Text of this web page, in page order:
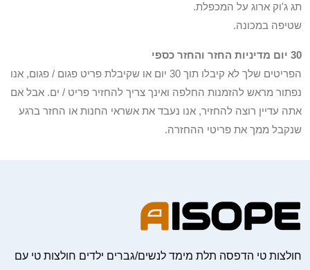
תג ג'וק ארוג על המכפלת.
שטיפה במכונה.
30 יום מדיניות החזר והחזר כספי
הפריטים שלך לא קיבלו תוך 30 יום או שקיבלת פריט פגום / פגום, אנו
נפתור מראש להזמנות החלפה ואינך צריך להחזיר פריט / ים. אבל אם
אתה עדיין רוצה להחזיר, אנו נעבד את אשראי החנות או החזר ברגע
שנקבל ממך את פריטי ההחזרה.
חולצות טי הדפסה תלת מימד לנשים/גברים ילדים חולצות טי עם